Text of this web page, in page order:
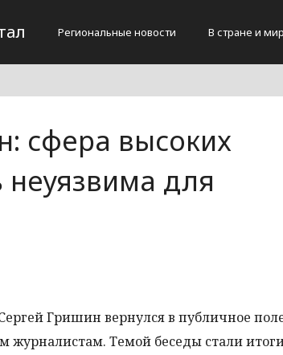
Региональные новости В стране и
сфера высоких
неуязвима для
Гришин вернулся в публичное
журналистам. Темой беседы стали